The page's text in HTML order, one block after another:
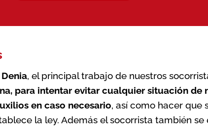
, el principal trabajo de nuestros
, para intentar evitar cualquier situación de
en caso necesario, así como hacer que
la ley. Además el socorrista también